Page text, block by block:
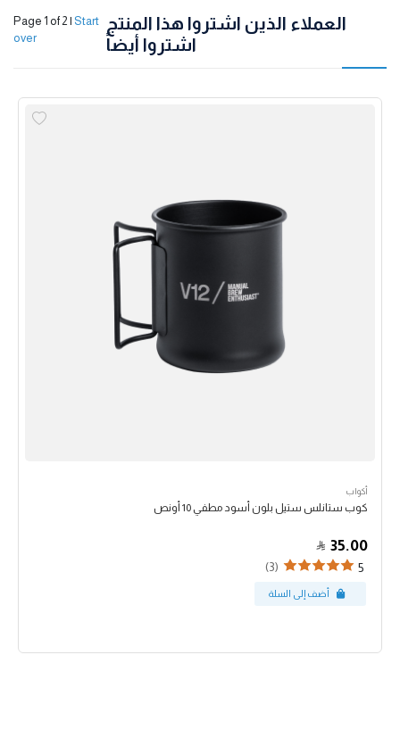
العملاء الذين اشتروا هذا المنتج
اشتروا أيضاً
Page 1 of 2 | Start
over
أكواب
كوب ستانلس ستيل بلون أسود مطفي 10 أونص
35.00
5
(3)